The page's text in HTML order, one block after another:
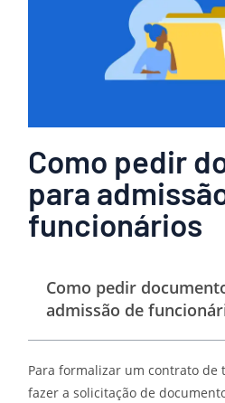
Como pedir
para
funcionários
Como pedir
admissão de
Para formalizar um contrato de
fazer a solicitação de